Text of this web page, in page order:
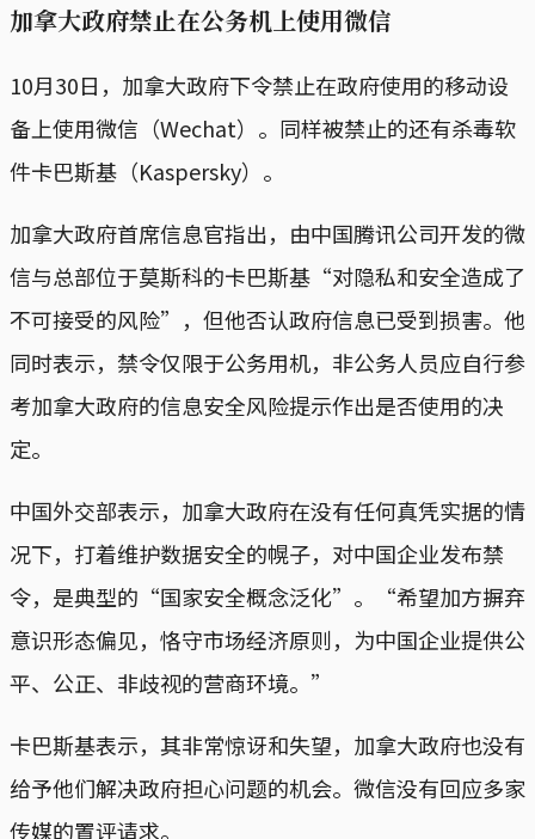
加拿大政府禁止在公务机上使用微信
10月30日，加拿大政府下令禁止在政府使用的移动设
备上使用微信（Wechat）。同样被禁止的还有杀毒软
件卡巴斯基（Kaspersky）。
加拿大政府首席信息官指出，由中国腾讯公司开发的微
信与总部位于莫斯科的卡巴斯基“对隐私和安全造成了
不可接受的风险”，但他否认政府信息已受到损害。他
同时表示，禁令仅限于公务用机，非公务人员应自行参
考加拿大政府的信息安全风险提示作出是否使用的决
定。
中国外交部表示，加拿大政府在没有任何真凭实据的情
况下，打着维护数据安全的幌子，对中国企业发布禁
令，是典型的“国家安全概念泛化”。“希望加方摒弃
意识形态偏见，恪守市场经济原则，为中国企业提供公
平、公正、非歧视的营商环境。”
卡巴斯基表示，其非常惊讶和失望，加拿大政府也没有
给予他们解决政府担心问题的机会。微信没有回应多家
传媒的置评请求。